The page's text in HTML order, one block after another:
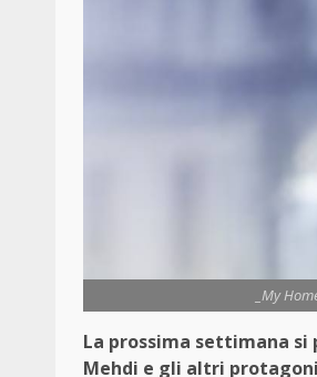
_My
La prossima settimana si
Mehdi e gli altri